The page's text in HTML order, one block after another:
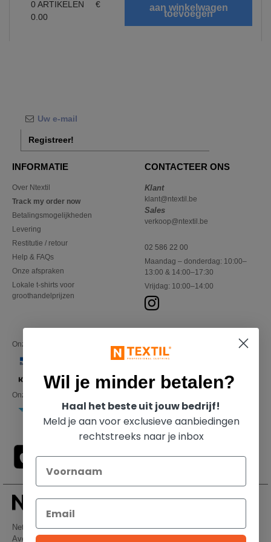
0 ARTIKELEN
€
0.00
Registreer!
INFORMATIE
Over Ntextil
Track my order now
Betalingsmogelijkheden
Levering
Restitutie / retour
Help & FAQs
Onze afspraken
Lokale t-shirts voor
groothandelprijzen
CONTACTEER ONS
Klant
klant@ntextil.be
Sales
verkoop@ntextil.be
02 586 22 00
Maandag – donderdag: 10:00–
13:00 & 14:00–17:30
Vrijdag: 10:00–14:00
Onze financiële partners
Onze transporteurs
Netenders Belgium SRL
Avenue Hermann-Debroux 54, 1160, Bruxelles
Wil je minder betalen?
Haal het beste uit jouw bedrijf!
Meld je aan voor exclusieve aanbiedingen
rechtstreeks naar je inbox